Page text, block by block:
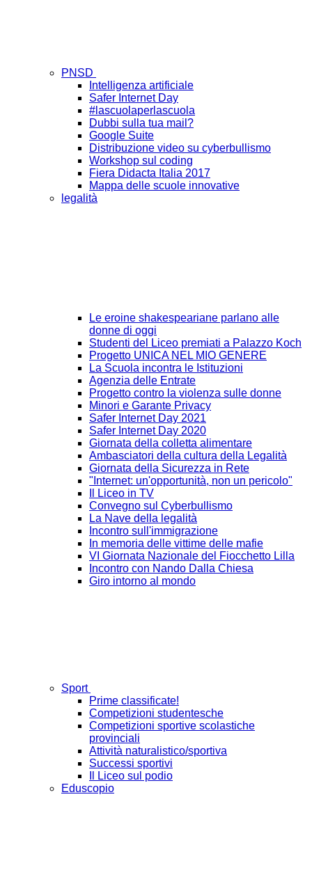
PNSD
Intelligenza artificiale
Safer Internet Day
#lascuolaperlascuola
Dubbi sulla tua mail?
Google Suite
Distribuzione video su cyberbullismo
Workshop sul coding
Fiera Didacta Italia 2017
Mappa delle scuole innovative
legalità
Le eroine shakespeariane parlano alle
donne di oggi
Studenti del Liceo premiati a Palazzo Koch
Progetto UNICA NEL MIO GENERE
La Scuola incontra le Istituzioni
Agenzia delle Entrate
Progetto contro la violenza sulle donne
Minori e Garante Privacy
Safer Internet Day 2021
Safer Internet Day 2020
Giornata della colletta alimentare
Ambasciatori della cultura della Legalità
Giornata della Sicurezza in Rete
"Internet: un'opportunità, non un pericolo"
Il Liceo in TV
Convegno sul Cyberbullismo
La Nave della legalità
Incontro sull'immigrazione
In memoria delle vittime delle mafie
VI Giornata Nazionale del Fiocchetto Lilla
Incontro con Nando Dalla Chiesa
Giro intorno al mondo
Sport
Prime classificate!
Competizioni studentesche
Competizioni sportive scolastiche
provinciali
Attività naturalistico/sportiva
Successi sportivi
Il Liceo sul podio
Eduscopio